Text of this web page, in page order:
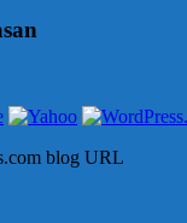
blog URL